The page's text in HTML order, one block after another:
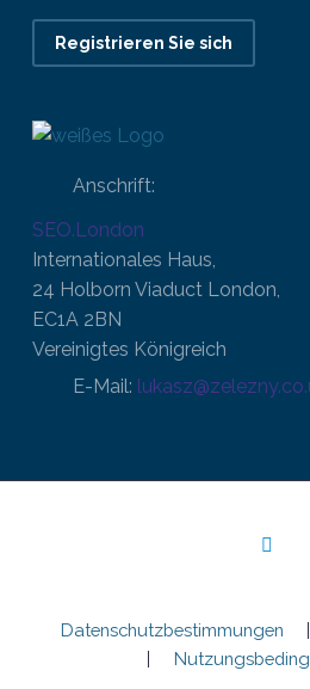
Registrieren Sie sich
Anschrift:
SEO.London
Internationales Haus,
24 Holborn Viaduct London,
EC1A 2BN
Vereinigtes Königreich
E-Mail:
Datenschutzbestimmungen